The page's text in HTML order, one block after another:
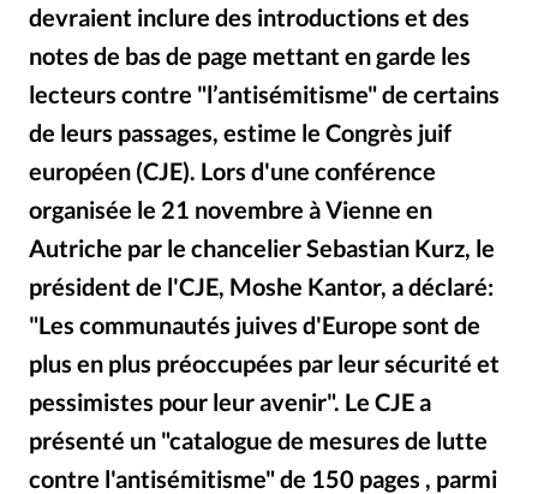
Devise: CHF
RUBRIQUES
Eglises
Histoire Laicité
Liberté religieuse
Mission
Monde People Politique
Religions
Société
devraient inclure des introductions et des
notes de bas de page mettant en garde les
lecteurs contre "l’antisémitisme" de certains
de leurs passages, estime le Congrès juif
européen (CJE). Lors d'une conférence
organisée le 21 novembre à Vienne en
Autriche par le chancelier Sebastian Kurz, le
président de l'CJE, Moshe Kantor, a déclaré:
"Les communautés juives d'Europe sont de
plus en plus préoccupées par leur sécurité et
pessimistes pour leur avenir". Le CJE a
présenté un "catalogue de mesures de lutte
contre l'antisémitisme" de 150 pages , parmi